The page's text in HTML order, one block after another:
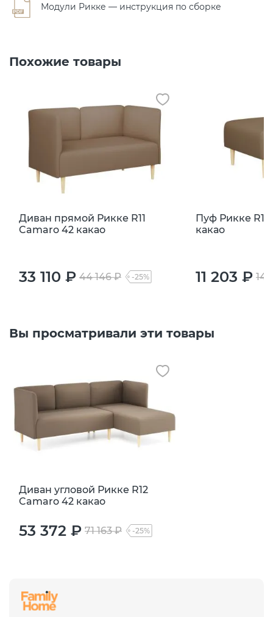
Модули Рикке — инструкция по сборке
Похожие товары
Диван прямой Рикке R11
Camaro 42 какао
33 110 ₽ 44 146 ₽ -25%
Пуф Рикке R1
какао
11 203 ₽ 14
Вы просматривали эти товары
Диван угловой Рикке R12
Camaro 42 какао
53 372 ₽ 71 163 ₽ -25%